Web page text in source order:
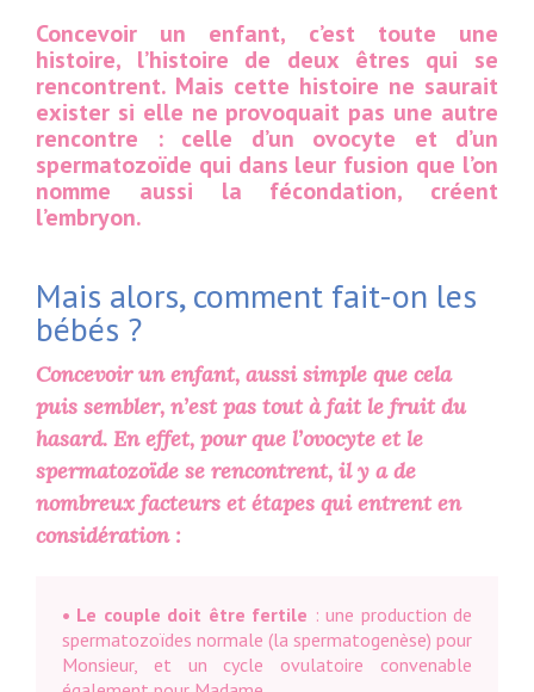
Concevoir un enfant, c’est toute une
histoire, l’histoire de deux êtres qui se
rencontrent. Mais cette histoire ne saurait
exister si elle ne provoquait pas une autre
rencontre : celle d’un ovocyte et d’un
spermatozoïde qui dans leur fusion que l’on
nomme aussi la fécondation, créent
l’embryon.
Mais alors, comment fait-on les
bébés ?
Concevoir un enfant, aussi simple que cela
puis sembler, n’est pas tout à fait le fruit du
hasard. En effet, pour que l’ovocyte et le
spermatozoïde se rencontrent, il y a de
nombreux facteurs et étapes qui entrent en
considération :
• Le couple doit être fertile : une production de
spermatozoïdes normale (la spermatogenèse) pour
Monsieur, et un cycle ovulatoire convenable